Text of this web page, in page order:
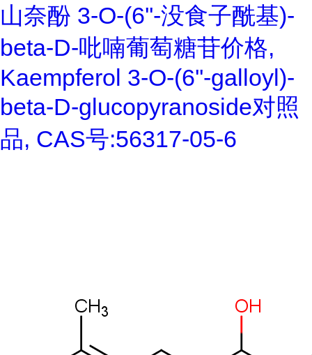
山奈酚 3-O-(6''-没食子酰基)-
beta-D-吡喃葡萄糖苷价格,
Kaempferol 3-O-(6''-galloyl)-
beta-D-glucopyranoside对照
品, CAS号:56317-05-6